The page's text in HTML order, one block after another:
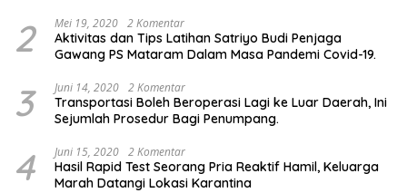
2 Mei 19, 2020 2 Komentar
Aktivitas dan Tips Latihan Satriyo Budi Penjaga
Gawang PS Mataram Dalam Masa Pandemi Covid-19.
3 Juni 14, 2020 2 Komentar
Transportasi Boleh Beroperasi Lagi ke Luar Daerah, Ini
Sejumlah Prosedur Bagi Penumpang.
4 Juni 15, 2020 2 Komentar
Hasil Rapid Test Seorang Pria Reaktif Hamil, Keluarga
Marah Datangi Lokasi Karantina